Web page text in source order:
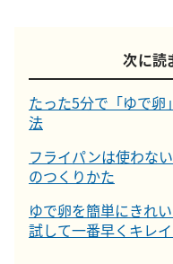
次に読
たった5分で「ゆで
法
フライパンは使わな
のつくりかた
ゆで卵を簡単にきれ
試して一番早くキレ